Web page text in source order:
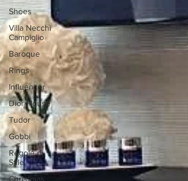
Shoes
Villa Necchi
Campiglio
Baroque
Rings
Influencer
Dior House
Tudor
Gobbi
Regole di
Stile
Christmas